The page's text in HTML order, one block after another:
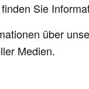
Sie
über
Medien.